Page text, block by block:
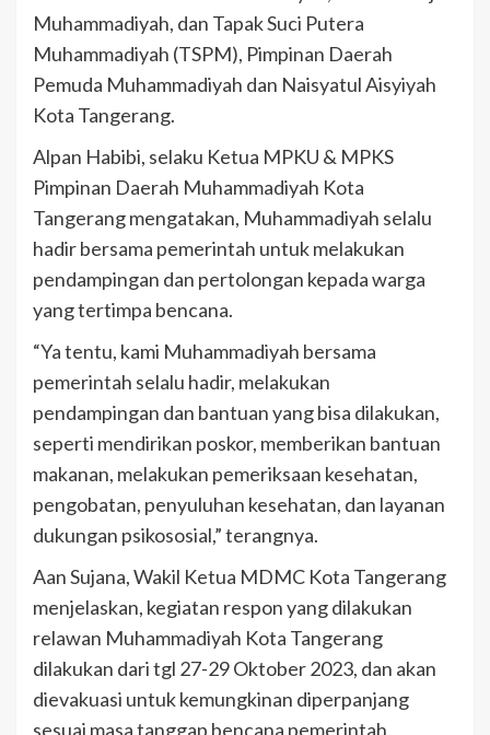
Muhammadiyah, dan Tapak Suci Putera
Muhammadiyah (TSPM), Pimpinan Daerah
Pemuda Muhammadiyah dan Naisyatul Aisyiyah
Kota Tangerang.
Alpan Habibi, selaku Ketua MPKU & MPKS
Pimpinan Daerah Muhammadiyah Kota
Tangerang mengatakan, Muhammadiyah selalu
hadir bersama pemerintah untuk melakukan
pendampingan dan pertolongan kepada warga
yang tertimpa bencana.
“Ya tentu, kami Muhammadiyah bersama
pemerintah selalu hadir, melakukan
pendampingan dan bantuan yang bisa dilakukan,
seperti mendirikan poskor, memberikan bantuan
makanan, melakukan pemeriksaan kesehatan,
pengobatan, penyuluhan kesehatan, dan layanan
dukungan psikososial,” terangnya.
Aan Sujana, Wakil Ketua MDMC Kota Tangerang
menjelaskan, kegiatan respon yang dilakukan
relawan Muhammadiyah Kota Tangerang
dilakukan dari tgl 27-29 Oktober 2023, dan akan
dievakuasi untuk kemungkinan diperpanjang
sesuai masa tanggap bencana pemerintah.